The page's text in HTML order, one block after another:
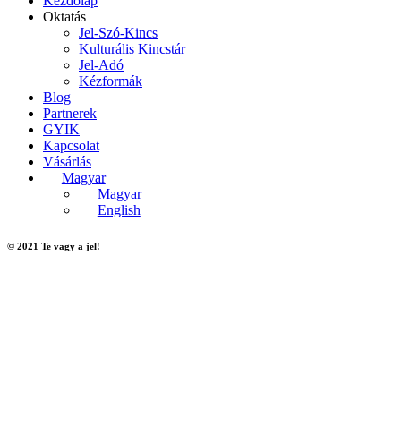
Oktatás
Jel-Szó-Kincs
Kulturális Kincstár
Jel-Adó
Kézformák
Blog
Partnerek
GYIK
Kapcsolat
Vásárlás
Magyar
Magyar
English
© 2021 Te vagy a jel!